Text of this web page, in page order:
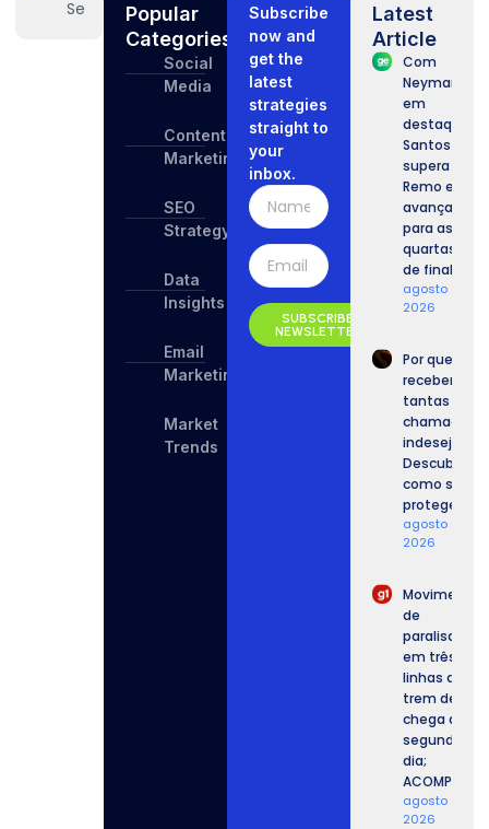
Popular
Categories
Social
Media
Content
Marketing
SEO
Strategy
Data
Insights
Email
Marketing
Market
Trends
Subscribe
now and
get the
latest
strategies
straight to
your
inbox.
SUBSCRIBE
NEWSLETTER
Latest
Article
Com
Neymar
em
destaque,
Santos
supera o
Remo e
avança
para as
quartas
de final.
agosto 6,
2026
Por que
recebemos
tantas
chamadas
Descubra
como se
proteger.
agosto 6,
2026
Movimento
de
paralisação
em três
linhas de
trem de SP
chega ao
segundo
dia;
ACOMPANHE.
agosto 6,
2026